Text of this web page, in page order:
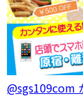
@sgs109com